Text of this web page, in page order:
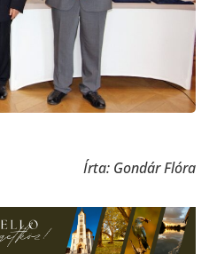
Írta: Gondár Flóra